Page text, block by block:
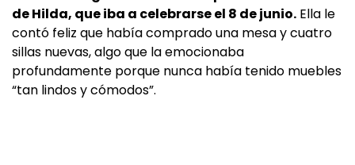
de Hilda, que iba a celebrarse el 8 de junio. Ella le
contó feliz que había comprado una mesa y cuatro
sillas nuevas, algo que la emocionaba
profundamente porque nunca había tenido muebles
“tan lindos y cómodos”.